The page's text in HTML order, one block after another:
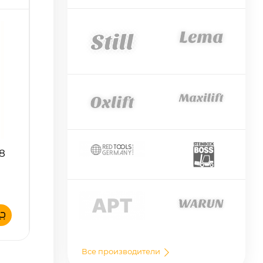
Все производители